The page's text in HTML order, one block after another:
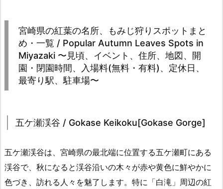
宮崎県の紅葉の名所、もみじ狩りスポットまと
め・一覧 / Popular Autumn Leaves Spots in
Miyazaki 〜見頃、イベント、住所、地図、開
園・閉園時間、入場料(無料・有料)、定休日、
最寄り駅、駐車場〜
五ケ瀬渓谷 / Gokase Keikoku[Gokase Gorge]
五ケ瀬渓谷は、宮崎県の最北端に位置する五ケ瀬町にある
渓谷で、秋になると渓谷沿いの木々が赤や黄色に鮮やかに
色づき、訪れる人々を魅了します。特に「白滝」周辺の紅